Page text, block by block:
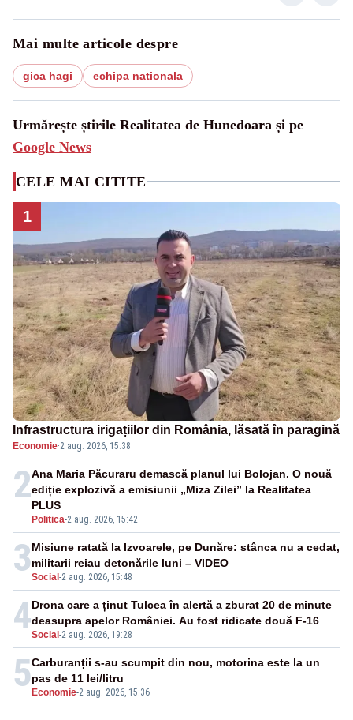
Mai multe articole despre
gica hagi echipa nationala
Urmărește știrile Realitatea de Hunedoara și pe
Google News
CELE MAI CITITE
1
Infrastructura irigațiilor din România, lăsată în paragină
Economie·2 aug. 2026, 15:38
2
Politica-2 aug. 2026, 15:42
Ana Maria Păcuraru demască planul lui Bolojan. O nouă
ediție explozivă a emisiunii „Miza Zilei” la Realitatea
PLUS
3Social -2 aug. 2026, 15:48
Misiune ratată la Izvoarele, pe Dunăre: stânca nu a cedat,
militarii reiau detonările luni – VIDEO
4Social -2 aug. 2026, 19:28
Drona care a ținut Tulcea în alertă a zburat 20 de minute
deasupra apelor României. Au fost ridicate două F-16
5 Economie-2 aug. 2026, 15:36
Carburanții s-au scumpit din nou, motorina este la un
pas de 11 lei/litru